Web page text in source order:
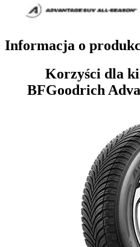
Informacja o
Korzyści dla
BFGoodrich